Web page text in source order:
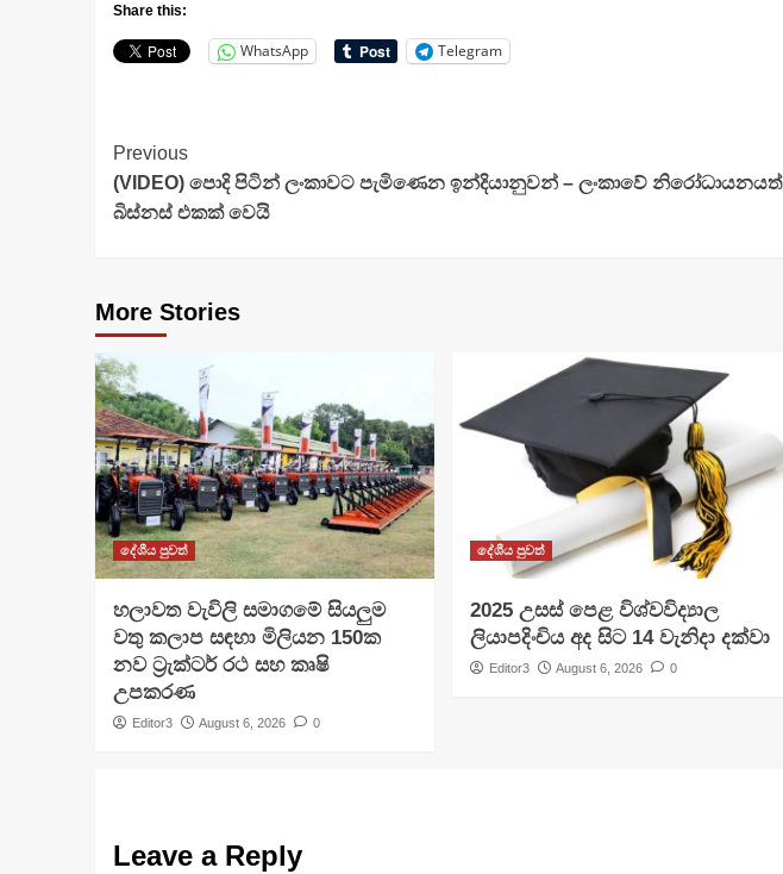
Share this:
WhatsApp Telegram
Continue
Reading
Previous
(VIDEO) පොදි පිටින් ලංකාවට පැමිණෙන ඉන්දියානුවන් – ලංකාවේ නිරෝධායනයත්
බිස්නස් එකක් වෙයි
More Stories
දේශීය පුවත්
හලාවත වැවිලි සමාගමේ සියලුම
වතු කලාප සඳහා මිලියන 150ක
නව ට්‍රැක්ටර් රථ සහ කෘෂි
උපකරණ
Editor3 August 6, 2026 0
දේශීය පුවත්
​2025 උසස් පෙළ විශ්වවිද්‍යාල
ලියාපදිංචිය අද සිට 14 වැනිදා දක්වා
Editor3 August 6, 2026 0
Leave a Reply